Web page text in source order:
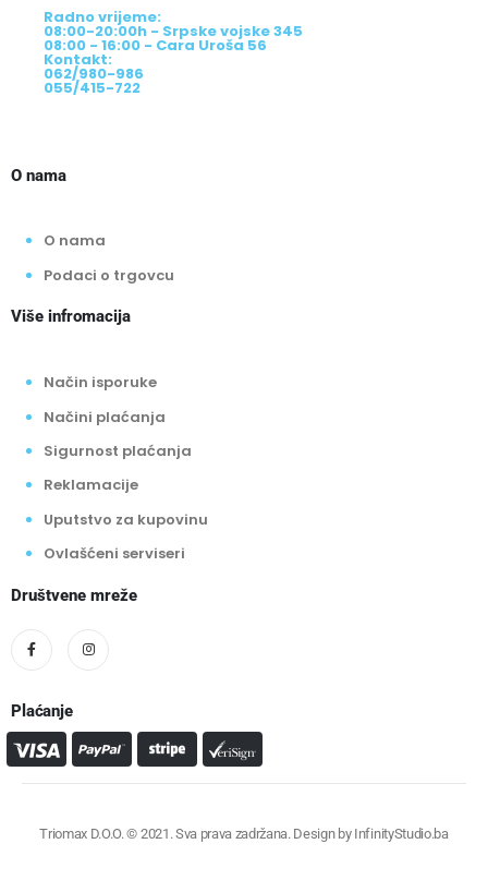
Radno vrijeme:
08:00-20:00h - Srpske vojske 345
08:00 - 16:00 - Cara Uroša 56
Kontakt:
062/980-986
055/415-722
O nama
O nama
Podaci o trgovcu
Više infromacija
Način isporuke
Načini plaćanja
Sigurnost plaćanja
Reklamacije
Uputstvo za kupovinu
Ovlašćeni serviseri
Društvene mreže
Plaćanje
Triomax D.O.O. © 2021. Sva prava zadržana. Design by InfinityStudio.ba